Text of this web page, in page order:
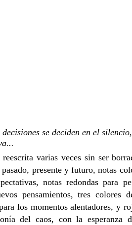
se deciden en el
varias veces sin ser
presente y futuro, notas
notas redondas para
pensamientos, tres
los momentos alentadores, y
del caos, con la esperanza